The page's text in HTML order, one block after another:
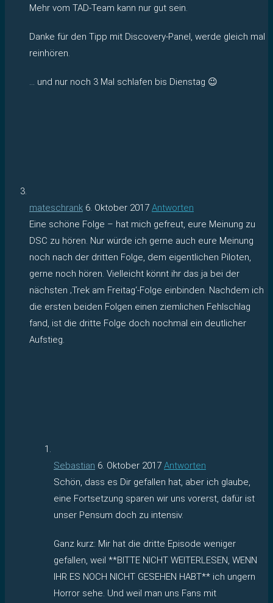
Mehr vom TAD-Team kann nur gut sein.
Danke für den Tipp mit Discovery-Panel, werde gleich mal
reinhören.
… und nur noch 3 Mal schlafen bis Dienstag 😉
mateschrank 6. Oktober 2017 Antworten
Eine schöne Folge – hat mich gefreut, eure Meinung zu
DSC zu hören. Nur würde ich gerne auch eure Meinung
noch nach der dritten Folge, dem eigentlichen Piloten,
gerne noch hören. Vielleicht könnt ihr das ja bei der
nächsten ‚Trek am Freitag‘-Folge einbinden. Nachdem ich
die ersten beiden Folgen einen ziemlichen Fehlschlag
fand, ist die dritte Folge doch nochmal ein deutlicher
Aufstieg.
Sebastian 6. Oktober 2017 Antworten
Schön, dass es Dir gefallen hat, aber ich glaube,
eine Fortsetzung sparen wir uns vorerst, dafür ist
unser Pensum doch zu intensiv.
Ganz kurz: Mir hat die dritte Episode weniger
gefallen, weil **BITTE NICHT WEITERLESEN, WENN
IHR ES NOCH NICHT GESEHEN HABT** ich ungern
Horror sehe. Und weil man uns Fans mit